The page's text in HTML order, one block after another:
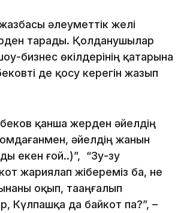
әлеуметтік желі
тарады. Қолданушылар
бизнес өкілдерінің қатарына
де қосу керегін жазып
қанша жерден әйелдің
әйелдің жанын
екен ғой..)”, “Зу-зу
жариялап жібереміз ба, не
оқып, тааңғалып
Күлпашқа да байкот па?”, –